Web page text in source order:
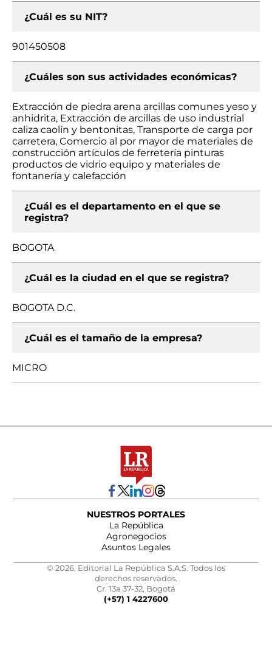
¿Cuál es su NIT?
901450508
¿Cuáles son sus actividades económicas?
Extracción de piedra arena arcillas comunes yeso y
anhidrita, Extracción de arcillas de uso industrial
caliza caolín y bentonitas, Transporte de carga por
carretera, Comercio al por mayor de materiales de
construcción artículos de ferretería pinturas
productos de vidrio equipo y materiales de
fontanería y calefacción
¿Cuál es el departamento en el que se
registra?
BOGOTA
¿Cuál es la ciudad en el que se registra?
BOGOTA D.C.
¿Cuál es el tamaño de la empresa?
MICRO
NUESTROS PORTALES
La República
Agronegocios
Asuntos Legales
© 2026, Editorial La República S.A.S. Todos los
derechos reservados.
Cr. 13a 37-32, Bogotá
(+57) 1 4227600